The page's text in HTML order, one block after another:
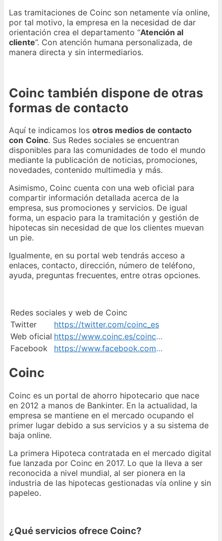
Las tramitaciones de Coinc son netamente vía online,
por tal motivo, la empresa en la necesidad de dar
orientación crea el departamento “Atención al
cliente”. Con atención humana personalizada, de
manera directa y sin intermediarios.
Coinc también dispone de otras
formas de contacto
Aquí te indicamos los otros medios de contacto
con Coinc. Sus Redes sociales se encuentran
disponibles para las comunidades de todo el mundo
mediante la publicación de noticias, promociones,
novedades, contenido multimedia y más.
Asimismo, Coinc cuenta con una web oficial para
compartir información detallada acerca de la
empresa, sus promociones y servicios. De igual
forma, un espacio para la tramitación y gestión de
hipotecas sin necesidad de que los clientes muevan
un pie.
Igualmente, en su portal web tendrás acceso a
enlaces, contacto, dirección, número de teléfono,
ayuda, preguntas frecuentes, entre otras opciones.
Redes sociales y web de Coinc
Twitter
https://twitter.com/coinc_es
Web oficial
https://www.coinc.es/coinc/contacta-con-nosotros
Facebook
https://www.facebook.com/COINC.ES
Coinc
Coinc es un portal de ahorro hipotecario que nace
en 2012 a manos de Bankinter. En la actualidad, la
empresa se mantiene en el mercado ocupando el
primer lugar debido a sus servicios y a su sistema de
baja online.
La primera Hipoteca contratada en el mercado digital
fue lanzada por Coinc en 2017. Lo que la lleva a ser
reconocida a nivel mundial, al ser pionera en la
industria de las hipotecas gestionadas vía online y sin
papeleo.
¿Qué servicios ofrece Coinc?